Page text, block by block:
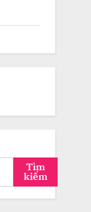
Tìm
kiếm